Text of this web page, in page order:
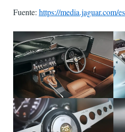
Fuente: https://media.jaguar.com/